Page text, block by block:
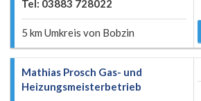
Tel: 03883 728022
5 km Umkreis von Bobzin
Mathias Prosch Gas- und
Heizungsmeisterbetrieb